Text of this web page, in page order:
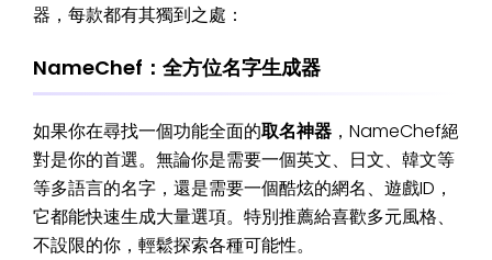
器，每款都有其獨到之處：
NameChef：全方位名字生成器
如果你在尋找一個功能全面的取名神器 ，NameChef絕
對是你的首選。無論你是需要一個英文、日文、韓文等
等多語言的名字，還是需要一個酷炫的網名、遊戲ID，
它都能快速生成大量選項。特別推薦給喜歡多元風格、
不設限的你，輕鬆探索各種可能性。